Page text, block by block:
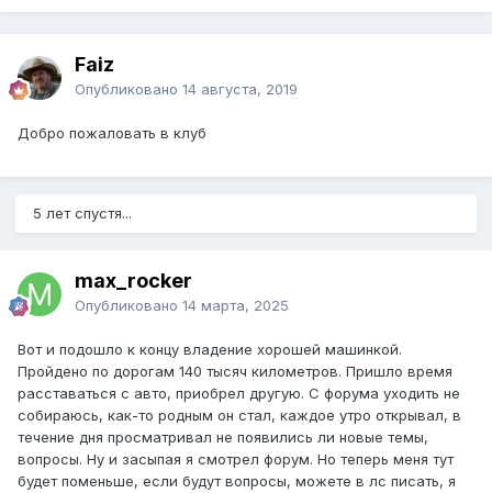
Faiz
Опубликовано 14 августа, 2019
Добро пожаловать в клуб
5 лет спустя...
max_rocker
Опубликовано 14 марта, 2025
Вот и подошло к концу владение хорошей машинкой.
Пройдено по дорогам 140 тысяч километров. Пришло время
расставаться с авто, приобрел другую. С форума уходить не
собираюсь, как-то родным он стал, каждое утро открывал, в
течение дня просматривал не появились ли новые темы,
вопросы. Ну и засыпая я смотрел форум. Но теперь меня тут
будет поменьше, если будут вопросы, можете в лс писать, я